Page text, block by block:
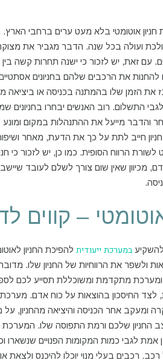
חניון אוטומטי בלא מעט ערים ברחבי
ועולה בכל שנה. הדבר מגביר את
עם זאת, יש לזכור כי ישנה תחרות קשה
להחנות את הרכבים שלהם בחניונים
את הזמן שלו בהמתנה בכניסה או ביציאה
לגבי התשלום. רוב האנשים יבחרו בחניונים
והדבר מייעל את ההתנהלות במקום ומונע
חייב לתת על כך את הדעת, מאחר ושיפור
הרווח הסופית. כמו כן, יש לזכור כי
מכיוון שאין שום צורך לשלם לעובד שיישב
– קווים
במערכת ייעודיתלהפיכת החניון
ולשפר את הרווחיות של החניון שלו.
מתקדמת ומשוכללת תסייע לכם
לצד החיסכון בהוצאות על כוח אדם. מערכת
ומעקב אחר הכניסה והיציאה מהחניון,
החניון שלכם ורמת התפוסה שלו.
אמת לגבי כמות המקומות הפנויים שנשארו
רכבים בעלי מנוי יוכלו להיכנס ולצאת